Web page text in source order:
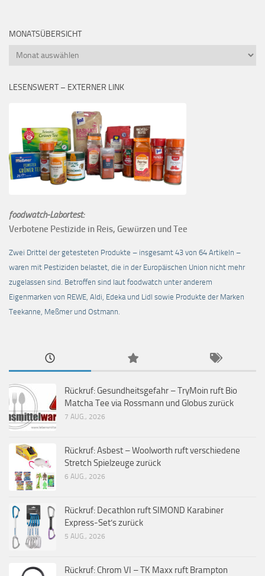
MONATSÜBERSICHT
Monatsübersicht
LESENSWERT – EXTERNER LINK
foodwatch-Labortest:
Verbotene Pestizide in Reis, Gewürzen und Tee
Zwei Drittel der getesteten Produkte – insgesamt 43 von 64 Artikeln –
waren mit Pestiziden belastet, die in der Europäischen Union nicht mehr
zugelassen sind. Betroffen sind laut foodwatch unter anderem
Eigenmarken von REWE, Aldi, Edeka und Lidl sowie Produkte der Marken
Teekanne, Meßmer und Ostmann.
Rückruf: Gesundheitsgefahr – TryMoin ruft Bio
Matcha Tee via Rossmann und Globus zurück
7 AUG., 2026
Rückruf: Asbest – Woolworth ruft verschiedene
Stretch Spielzeuge zurück
6 AUG., 2026
Rückruf: Decathlon ruft SIMOND Karabiner
Express-Set’s zurück
5 AUG., 2026
Rückruf: Chrom VI – TK Maxx ruft Brampton